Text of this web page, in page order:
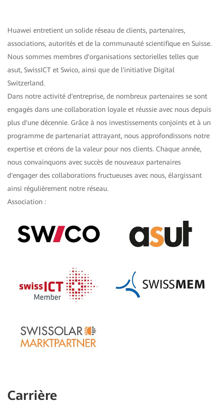
Huawei entretient un solide réseau de clients, partenaires,
associations, autorités et de la communauté scientifique en Suisse.
Nous sommes membres d'organisations sectorielles telles que
asut, SwissICT et Swico, ainsi que de l'initiative Digital
Switzerland.
Dans notre activité d'entreprise, de nombreux partenaires se sont
engagés dans une collaboration loyale et réussie avec nous depuis
plus d'une décennie. Grâce à nos investissements conjoints et à un
programme de partenariat attrayant, nous approfondissons notre
expertise et créons de la valeur pour nos clients. Chaque année,
nous convainquons avec succès de nouveaux partenaires
d'engager des collaborations fructueuses avec nous, élargissant
ainsi régulièrement notre réseau.
Association :
Carrière